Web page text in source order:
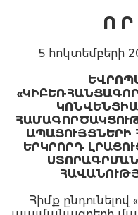
Ո Ր
5 հոկտեմբերի
ԱՊԱՑՈՒՅՑՆԵՐԻ
ԵՐԿՐՈՐԴ
Հիմք